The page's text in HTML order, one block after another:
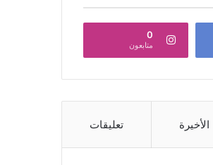
0
متابعون
الأخيرة تعليقات